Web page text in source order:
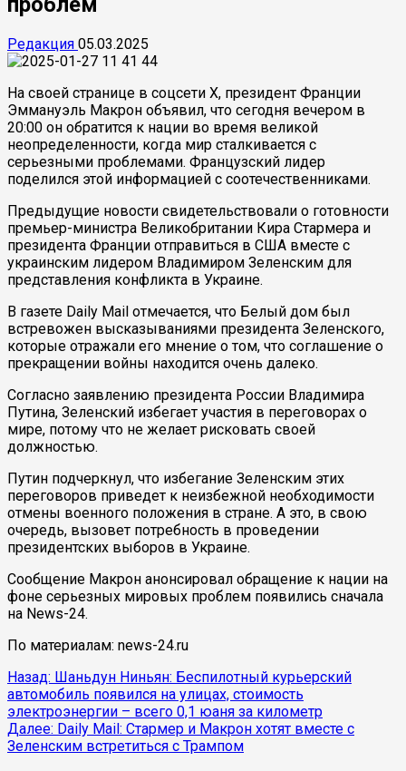
Редакция 05.03.2025
На своей странице в соцсети X, президент Франции
Эммануэль Макрон объявил, что сегодня вечером в
20:00 он обратится к нации во время великой
неопределенности, когда мир сталкивается с
серьезными проблемами. Французский лидер
поделился этой информацией с соотечественниками.
Предыдущие новости свидетельствовали о готовности
премьер-министра Великобритании Кира Стармера и
президента Франции отправиться в США вместе с
украинским лидером Владимиром Зеленским для
представления конфликта в Украине.
В газете Daily Mail отмечается, что Белый дом был
встревожен высказываниями президента Зеленского,
которые отражали его мнение о том, что соглашение о
прекращении войны находится очень далеко.
Согласно заявлению президента России Владимира
Путина, Зеленский избегает участия в переговорах о
мире, потому что не желает рисковать своей
должностью.
Путин подчеркнул, что избегание Зеленским этих
переговоров приведет к неизбежной необходимости
отмены военного положения в стране. А это, в свою
очередь, вызовет потребность в проведении
президентских выборов в Украине.
Сообщение Макрон анонсировал обращение к нации на
фоне серьезных мировых проблем появились сначала
на News-24.
По материалам: news-24.ru
Продолжить
чтение
Назад: Шаньдун Ниньян: Беспилотный курьерский
автомобиль появился на улицах, стоимость
электроэнергии – всего 0,1 юаня за километр
Далее: Daily Mail: Стармер и Макрон хотят вместе с
Зеленским встретиться с Трампом